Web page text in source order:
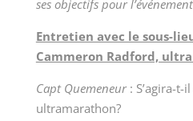
ses objectifs pour
Entretien avec le sous-
Cammeron Radford,
Capt Quemeneur: S’agira-
ultramarathon?